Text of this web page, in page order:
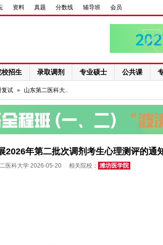
资料 真题 分数线 辅导班 会员
校招生 录取调剂 专业硕士 公共课
复试 » 山东第二医科大..
2026年第二批次调剂考生心理测评的通
医科大学 2026-05-20 相关院校： 潍坊医学院